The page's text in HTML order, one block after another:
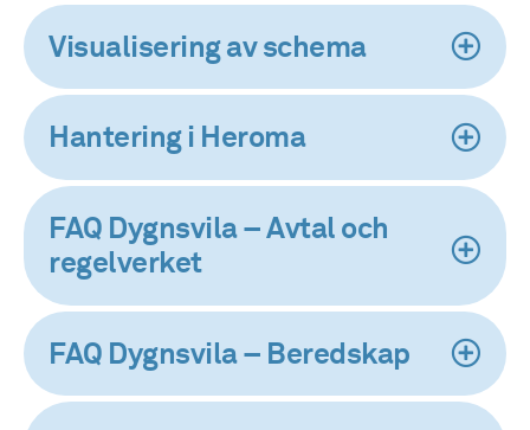
Visualisering av schema
Hantering i Heroma
FAQ Dygnsvila – Avtal och
regelverket
FAQ Dygnsvila – Beredskap